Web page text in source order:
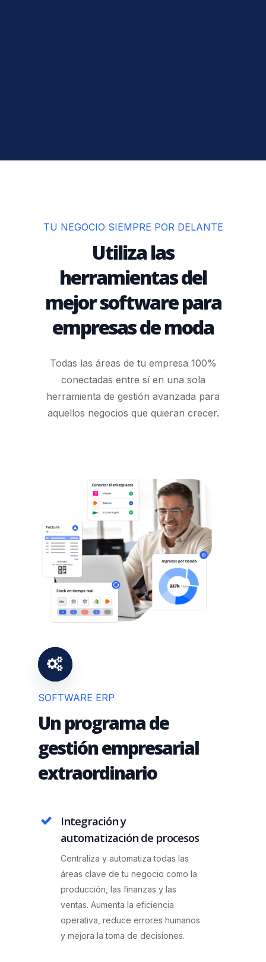
TU NEGOCIO SIEMPRE POR DELANTE
Utiliza las
herramientas del
mejor software para
empresas de moda
Todas las áreas de tu empresa 100%
conectadas entre sí en una sola
herramienta de gestión avanzada para
aquellos negocios que quieran crecer.
SOFTWARE ERP
Un programa de
gestión empresarial
extraordinario
Integración y
automatización de procesos
Centraliza y automatiza todas las
áreas clave de tu negocio como la
producción, las finanzas y las
ventas. Aumenta la eficiencia
operativa, reduce errores humanos
y mejora la toma de decisiones.